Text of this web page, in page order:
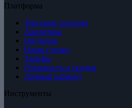
Платформа
Торговые сигналы
Аналитика
Обучение
Наши сделки
Тарифы
Лояльность и скидки
Личный кабинет
Инструменты